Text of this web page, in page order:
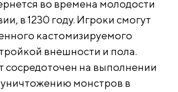
во времена молодости
в 1230 году. Игроки смогут
кастомизируемого
внешности и пола.
сосредоточен на выполнении
монстров в